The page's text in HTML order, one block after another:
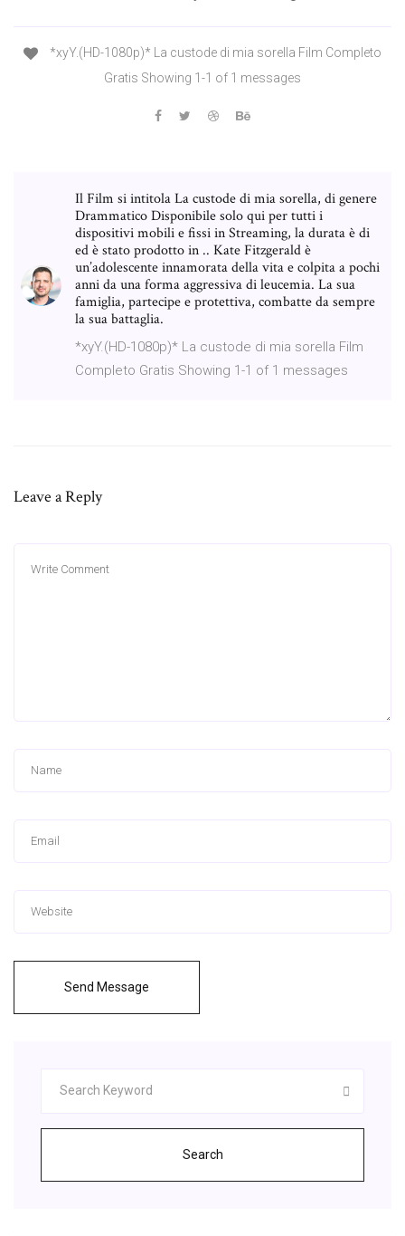
*xyY.(HD-1080p)* La custode di mia sorella Film Completo
Gratis Showing 1-1 of 1 messages
Il Film si intitola La custode di mia sorella, di genere
Drammatico Disponibile solo qui per tutti i
dispositivi mobili e fissi in Streaming, la durata è di
ed è stato prodotto in .. Kate Fitzgerald è
un’adolescente innamorata della vita e colpita a pochi
anni da una forma aggressiva di leucemia. La sua
famiglia, partecipe e protettiva, combatte da sempre
la sua battaglia.
*xyY.(HD-1080p)* La custode di mia sorella Film
Completo Gratis Showing 1-1 of 1 messages
Leave a Reply
Send Message
Search